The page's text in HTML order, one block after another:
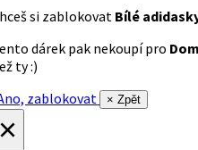
si zablokovat Bílé
dárek pak nekoupí pro
ty :)
zablokovat
× Zpět